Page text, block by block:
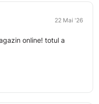
22 Mai '26
online! totul a